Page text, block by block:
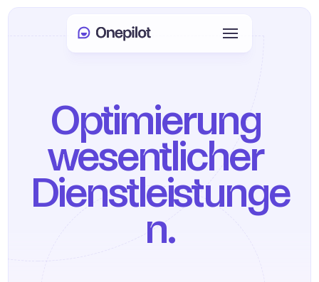
DIENSTLEISTUNGEN
Kundenservice
Vertrieb & Kundenbindung
Meeting buchen
Optimierung
wesentlicher
Dienstleistunge
n.